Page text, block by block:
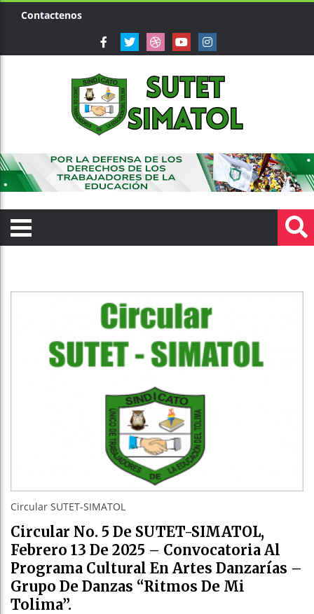
Contactenos
Circular SUTET-SIMATOL
Circular No. 5 De SUTET-SIMATOL,
Febrero 13 De 2025 – Convocatoria Al
Programa Cultural En Artes Danzarías –
Grupo De Danzas “Ritmos De Mi
Tolima”.